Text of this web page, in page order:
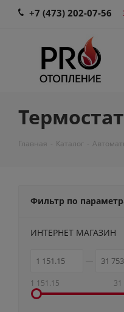
+7 (473) 202-07-56
Главная - Каталог -
Фильтр по
ИНТЕРНЕТ МАГАЗИН
1 151.15 31